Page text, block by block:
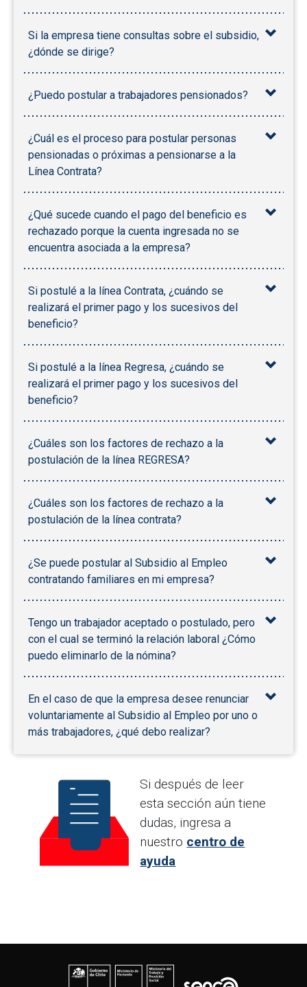
Si la empresa tiene consultas sobre el subsidio,
¿dónde se dirige?
¿Puedo postular a trabajadores pensionados?
¿Cuál es el proceso para postular personas
pensionadas o próximas a pensionarse a la
Línea Contrata?
¿Qué sucede cuando el pago del beneficio es
rechazado porque la cuenta ingresada no se
encuentra asociada a la empresa?
Si postulé a la línea Contrata, ¿cuándo se
realizará el primer pago y los sucesivos del
beneficio?
Si postulé a la línea Regresa, ¿cuándo se
realizará el primer pago y los sucesivos del
beneficio?
¿Cuáles son los factores de rechazo a la
postulación de la línea REGRESA?
¿Cuáles son los factores de rechazo a la
postulación de la línea contrata?
¿Se puede postular al Subsidio al Empleo
contratando familiares en mi empresa?
Tengo un trabajador aceptado o postulado, pero
con el cual se terminó la relación laboral ¿Cómo
puedo eliminarlo de la nómina?
En el caso de que la empresa desee renunciar
voluntariamente al Subsidio al Empleo por uno o
más trabajadores, ¿qué debo realizar?
Si después de leer
esta sección aún tiene
dudas, ingresa a
nuestro centro de
ayuda